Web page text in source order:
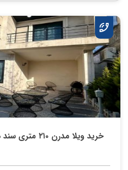
خرید ویلا مدرن ۲۱۰ متری سند دار در عربخیل چمستان